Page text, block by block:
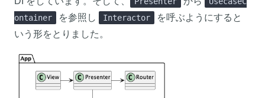
ontainer
を参照し Interactor
を呼ぶようにすると
いう形をとりました。